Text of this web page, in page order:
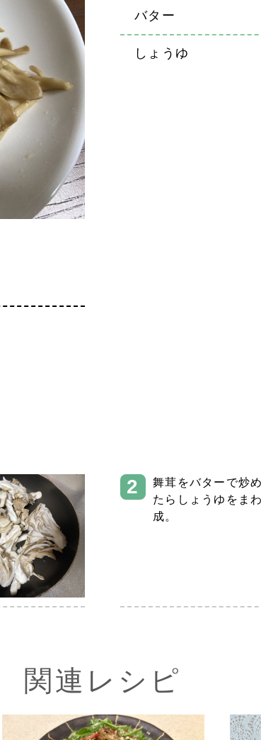
バター
しょうゆ
舞茸をバターで炒
たらしょうゆをま
成。
関連レシピ